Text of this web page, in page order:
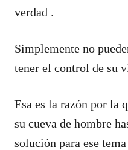
verdad .
Simplemente no
tener el control de su
Esa es la razón por la
su cueva de hombre
solución para ese